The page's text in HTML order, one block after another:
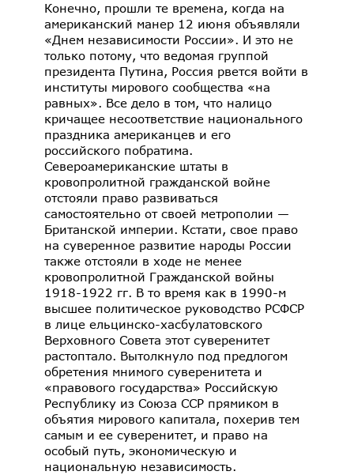
Конечно, прошли те времена, когда на
американский манер 12 июня объявляли
«Днем независимости России». И это не
только потому, что ведомая группой
президента Путина, Россия рвется войти в
институты мирового сообщества «на
равных». Все дело в том, что налицо
кричащее несоответствие национального
праздника американцев и его
российского побратима.
Североамериканские штаты в
кровопролитной гражданской войне
отстояли право развиваться
самостоятельно от своей метрополии —
Британской империи. Кстати, свое право
на суверенное развитие народы России
также отстояли в ходе не менее
кровопролитной Гражданской войны
1918-1922 гг. В то время как в 1990-м
высшее политическое руководство РСФСР
в лице ельцинско-хасбулатовского
Верховного Совета этот суверенитет
растоптало. Вытолкнуло под предлогом
обретения мнимого суверенитета и
«правового государства» Российскую
Республику из Союза ССР прямиком в
объятия мирового капитала, похерив тем
самым и ее суверенитет, и право на
особый путь, экономическую и
национальную независимость.